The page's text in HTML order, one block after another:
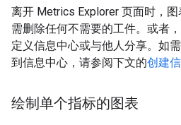
离开 Metrics Explorer 页面时，
需删除任何不需要的工件。或者
定义信息中心或与他人分享。如
到信息中心，请参阅下文的创建
绘制单个指标的图表